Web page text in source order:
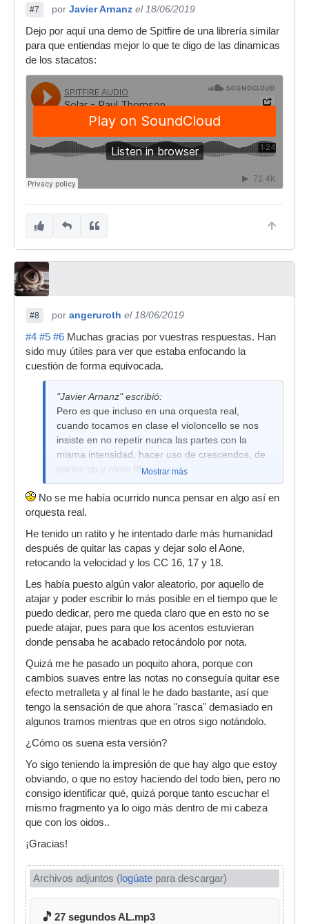
#7 por Javier Arnanz el 18/06/2019
Dejo por aquí una demo de Spitfire de una librería similar
para que entiendas mejor lo que te digo de las dinamicas
de los stacatos:
#8 por angeruroth el 18/06/2019
#4 #5 #6 Muchas gracias por vuestras respuestas. Han
sido muy útiles para ver que estaba enfocando la
cuestión de forma equivocada.
"Javier Arnanz" escribió:
Pero es que incluso en una orquesta real,
cuando tocamos en clase el violoncello se nos
insiste en no repetir nunca las partes con la
misma intensidad, hacer uso de crescendos, de
partes pp y otras fff.Mostrar más
No se me había ocurrido nunca pensar en algo así en
orquesta real.
He tenido un ratito y he intentado darle más humanidad
después de quitar las capas y dejar solo el Aone,
retocando la velocidad y los CC 16, 17 y 18.
Les había puesto algún valor aleatorio, por aquello de
atajar y poder escribir lo más posible en el tiempo que le
puedo dedicar, pero me queda claro que en esto no se
puede atajar, pues para que los acentos estuvieran
donde pensaba he acabado retocándolo por nota.
Quizá me he pasado un poquito ahora, porque con
cambios suaves entre las notas no conseguía quitar ese
efecto metralleta y al final le he dado bastante, así que
tengo la sensación de que ahora "rasca" demasiado en
algunos tramos mientras que en otros sigo notándolo.
¿Cómo os suena esta versión?
Yo sigo teniendo la impresión de que hay algo que estoy
obviando, o que no estoy haciendo del todo bien, pero no
consigo identificar qué, quizá porque tanto escuchar el
mismo fragmento ya lo oigo más dentro de mi cabeza
que con los oidos..
¡Gracias!
Archivos adjuntos (logúate para descargar)
🎵 27 segundos AL.mp3